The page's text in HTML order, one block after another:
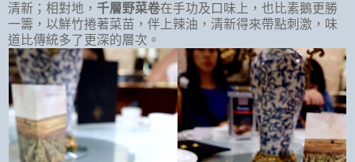
清新；相對地， 千層野菜卷在手功及口味上，也比素鵝更勝
一籌，以鮮竹捲著菜苗，伴上辣油，清新得來帶點刺激，味
道比傳統多了更深的層次。